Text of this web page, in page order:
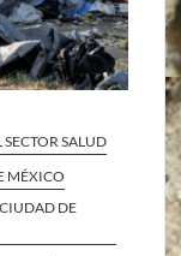
SECTOR SALUD
MÉXICO
DE